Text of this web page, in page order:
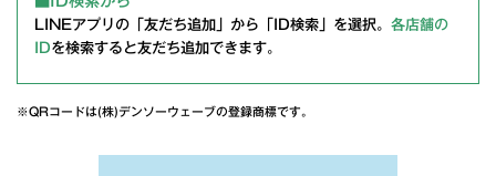
LINEアプリの「友だち追加」から「ID検索」を選択。 各店舗の
IDを検索すると友だち追加できます。
※QRコードは(株)デンソーウェーブの登録商標です。